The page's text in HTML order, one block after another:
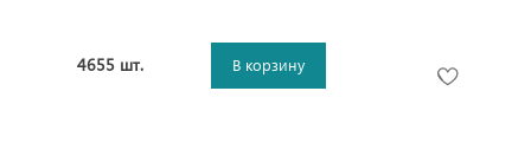
4655 шт. В корзину